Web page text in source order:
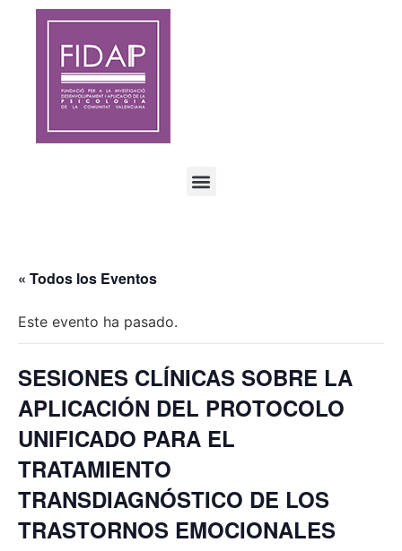
« Todos los Eventos
Este evento ha pasado.
SESIONES CLÍNICAS SOBRE LA
APLICACIÓN DEL PROTOCOLO
UNIFICADO PARA EL
TRATAMIENTO
TRANSDIAGNÓSTICO DE LOS
TRASTORNOS EMOCIONALES